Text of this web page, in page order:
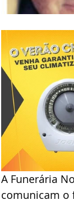
A Funerária
comunicam o